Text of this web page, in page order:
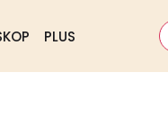
PLUS